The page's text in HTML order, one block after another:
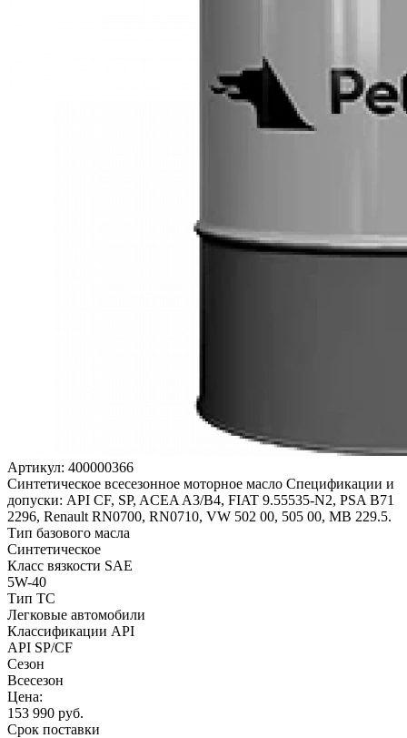
Артикул: 400000366
Синтетическое всесезонное моторное масло Спецификации и
допуски: API CF, SP, ACEA A3/B4, FIAT 9.55535-N2, PSA B71
2296, Renault RN0700, RN0710, VW 502 00, 505 00, MB 229.5.
Тип базового масла
Синтетическое
Класс вязкости SAE
5W-40
Тип ТС
Легковые автомобили
Классификации API
API SP/CF
Сезон
Всесезон
Цена:
153 990 руб.
Срок поставки